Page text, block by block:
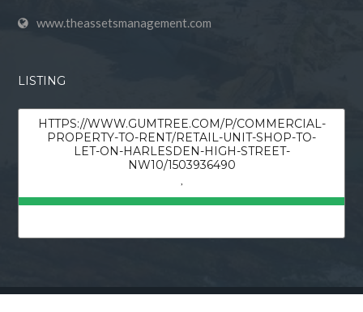
www.theassetsmanagement.com
LISTING
HTTPS://WWW.GUMTREE.COM/P/COMMERCIAL-
PROPERTY-TO-RENT/RETAIL-UNIT-SHOP-TO-
LET-ON-HARLESDEN-HIGH-STREET-
NW10/1503936490